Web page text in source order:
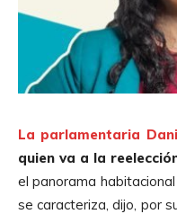
La parlamentaria
quien va a la
el panorama
se caracteriza, dijo, por